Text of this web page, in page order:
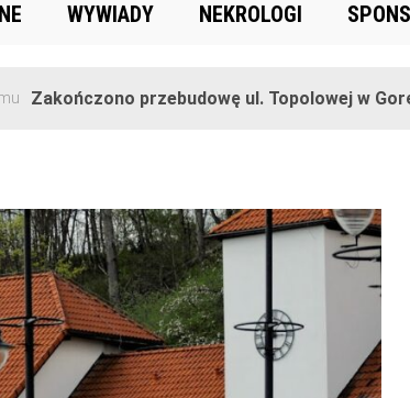
WYWIADY NEKROLOGI
przebudowę ul. Topolowej w Goręczynie